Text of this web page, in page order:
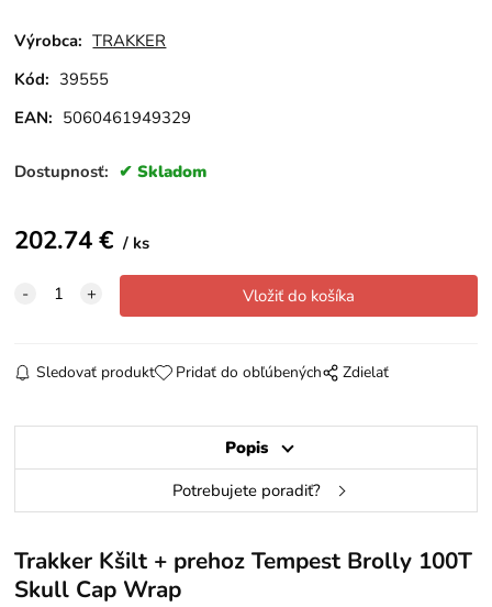
Výrobca: TRAKKER
Kód: 39555
EAN: 5060461949329
Dostupnosť: Skladom
202.74€ ks
Sledovať produkt Pridať do obľúbených Zdielať
Popis
Potrebujete poradiť?
Trakker Kšilt + prehoz Tempest Brolly 100T
Skull Cap Wrap